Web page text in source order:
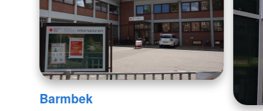
Barmbek